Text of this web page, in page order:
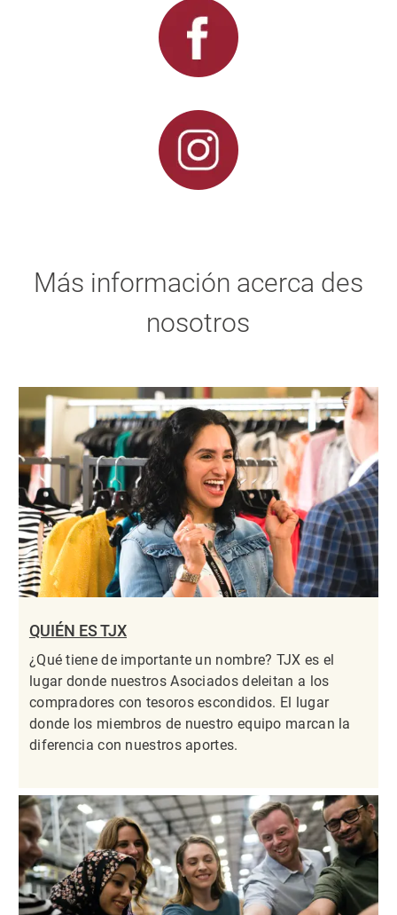
Más información acerca des
nosotros
QUIÉN ES TJX
¿Qué tiene de importante un nombre? TJX es el
lugar donde nuestros Asociados deleitan a los
compradores con tesoros escondidos. El lugar
donde los miembros de nuestro equipo marcan la
diferencia con nuestros aportes.